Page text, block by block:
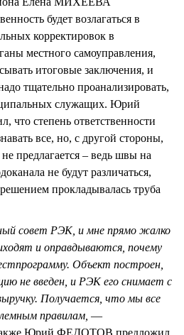
будет возлагаться в
корректировок в
местного самоуправления,
итоговые заключения, и
тщательно проанализировать,
служащих. Юрий
степень ответственности
все, но, с другой стороны,
предлагается – ведь швы на
не будут различаться,
прокладывалась труба
совет РЭК, и мне прямо жалко
и оправдываются, почему
Объект построен,
не введен, и РЭК его снимает с
Получается, что мы все
правилам, —